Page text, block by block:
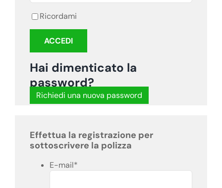
Ricordami
Hai dimenticato la
password?
Richiedi una nuova password
Effettua la registrazione per
sottoscrivere la polizza
E-mail*